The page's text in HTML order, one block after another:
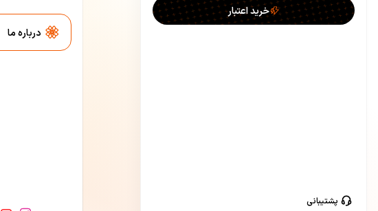
خرید اعتبار
پشتیبانی
درباره ما